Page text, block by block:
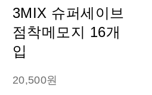
3MIX 슈퍼세이브
점착메모지 16개
입
20,500원